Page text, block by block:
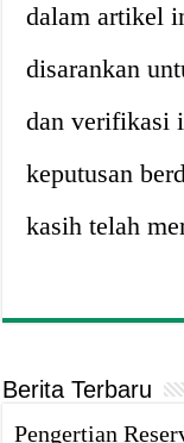
dalam artikel
disarankan
dan verifikasi
keputusan
kasih telah
Berita Terbaru
Pengertian